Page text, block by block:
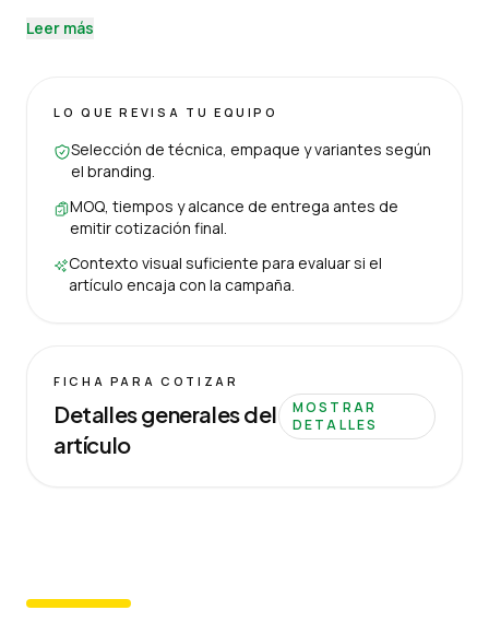
Leer más
LO QUE REVISA TU EQUIPO
Selección de técnica, empaque y variantes según
el branding.
MOQ, tiempos y alcance de entrega antes de
emitir cotización final.
Contexto visual suficiente para evaluar si el
artículo encaja con la campaña.
FICHA PARA COTIZAR
Detalles generales del
artículo
MOSTRAR
DETALLES